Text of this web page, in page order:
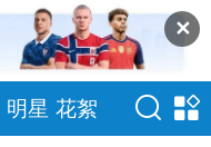
✕
明星 花絮